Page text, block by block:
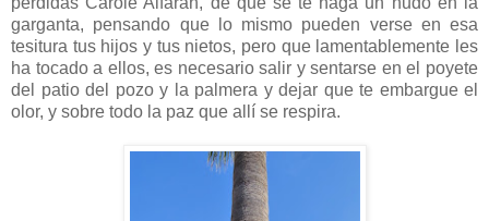
garganta, pensando que lo mismo pueden verse en esa
tesitura tus hijos y tus nietos, pero que lamentablemente les
ha tocado a ellos, es necesario salir y sentarse en el poyete
del patio del pozo y la palmera y dejar que te embargue el
olor, y sobre todo la paz que allí se respira.